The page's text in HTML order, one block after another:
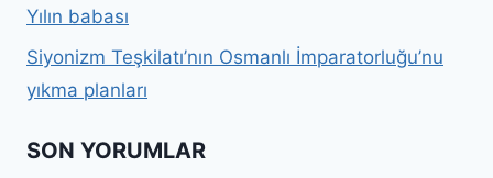
Yılın babası
Siyonizm Teşkilatı’nın Osmanlı İmparatorluğu’nu
yıkma planları
SON YORUMLAR